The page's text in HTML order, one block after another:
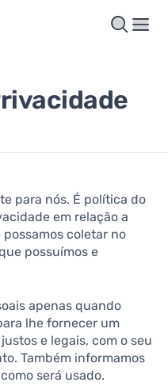
para nós. É política do
em relação a
coletar no
possuímos e
apenas quando
lhe fornecer um
e legais, com o seu
Também informamos
será usado.